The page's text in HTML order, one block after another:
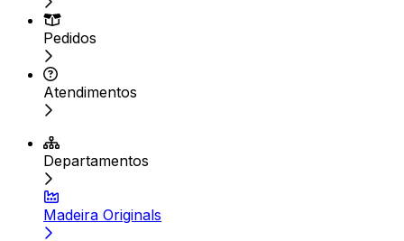
Pedidos
Atendimentos
Departamentos
Madeira Originals